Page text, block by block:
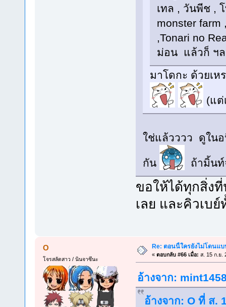
เทล , วันพีช ,
monster farm
,Tonari no
ม่อน แล้วก็ ฯ
มาโดกะ ด้วยเห
(แต่
ใช่แล้วววว ดูในอ
กัน ถ้ามิ้นท์
ขอให้ได้ทุกสิ่ง
เลย และคิวเบ
O
โจรสลัดสาว / นินจาซึนะ
Re: ตอนนี้ใครยังไม่โดนแบ
« ตอบกลับ #66 เมื่อ: ส. 15 ก.ย.
อ้างจาก:
อ้างจาก: O ที่ ส.